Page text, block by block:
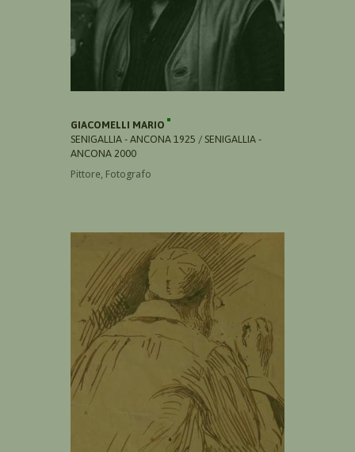
GIACOMELLI MARIO
SENIGALLIA - ANCONA 1925 / SENIGALLIA -
ANCONA 2000
Pittore, Fotografo